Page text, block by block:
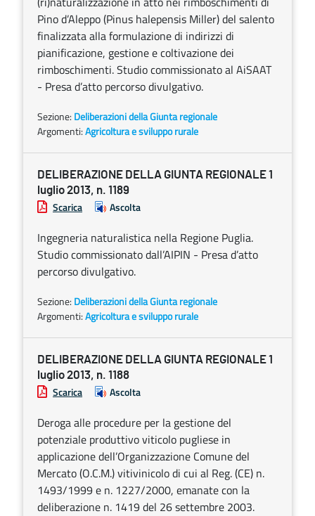
Pino d’Aleppo (Pinus halepensis Miller) del salento
finalizzata alla formulazione di indirizzi di
pianificazione, gestione e coltivazione dei
rimboschimenti. Studio commissionato al AiSAAT
- Presa d’atto percorso divulgativo.
Sezione: Deliberazioni della Giunta regionale
Argomenti:Agricoltura e sviluppo rurale
DELIBERAZIONE DELLA GIUNTA REGIONALE 1
luglio 2013, n. 1189
Scarica Ascolta
Ingegneria naturalistica nella Regione Puglia.
Studio commissionato dall’AIPIN - Presa d’atto
percorso divulgativo.
Sezione: Deliberazioni della Giunta regionale
Argomenti:Agricoltura e sviluppo rurale
DELIBERAZIONE DELLA GIUNTA REGIONALE 1
luglio 2013, n. 1188
Scarica Ascolta
Deroga alle procedure per la gestione del
potenziale produttivo viticolo pugliese in
applicazione dell’Organizzazione Comune del
Mercato (O.C.M.) vitivinicolo di cui al Reg. (CE) n.
1493/1999 e n. 1227/2000, emanate con la
deliberazione n. 1419 del 26 settembre 2003.